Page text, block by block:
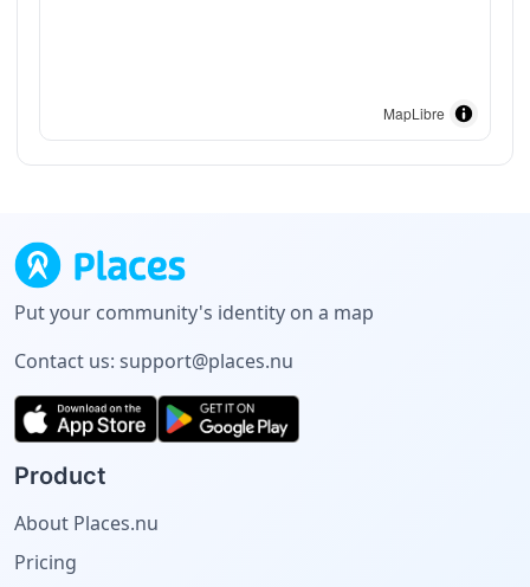
MapLibre
Put your community's identity on a map
Contact us: support@places.nu
Product
About Places.nu
Pricing